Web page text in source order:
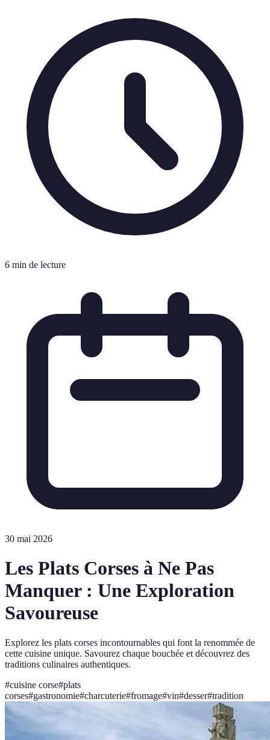
6 min de lecture
30 mai 2026
Les Plats Corses à Ne Pas
Manquer : Une Exploration
Savoureuse
Explorez les plats corses incontournables qui font la renommée de
cette cuisine unique. Savourez chaque bouchée et découvrez des
traditions culinaires authentiques.
#cuisine corse#plats
corses#gastronomie#charcuterie#fromage#vin#desser#tradition